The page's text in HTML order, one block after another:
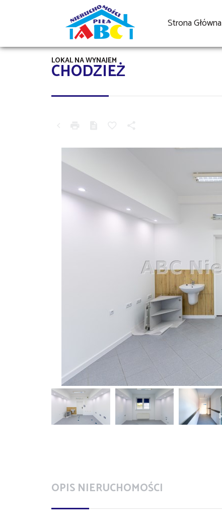
Strona Główna
CHODZIEŻ
LOKAL NA WYNAJEM
OPIS NIERUCHOMOŚCI